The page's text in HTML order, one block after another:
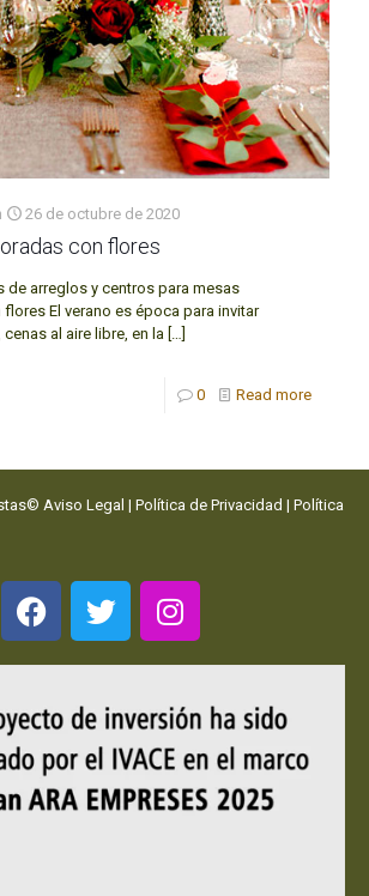
26 de octubre de 2020
con flores
de arreglos y centros para mesas
El verano es época para invitar
al aire libre, en la […]
0 Read more
Aviso Legal | Política de Privacidad | Política